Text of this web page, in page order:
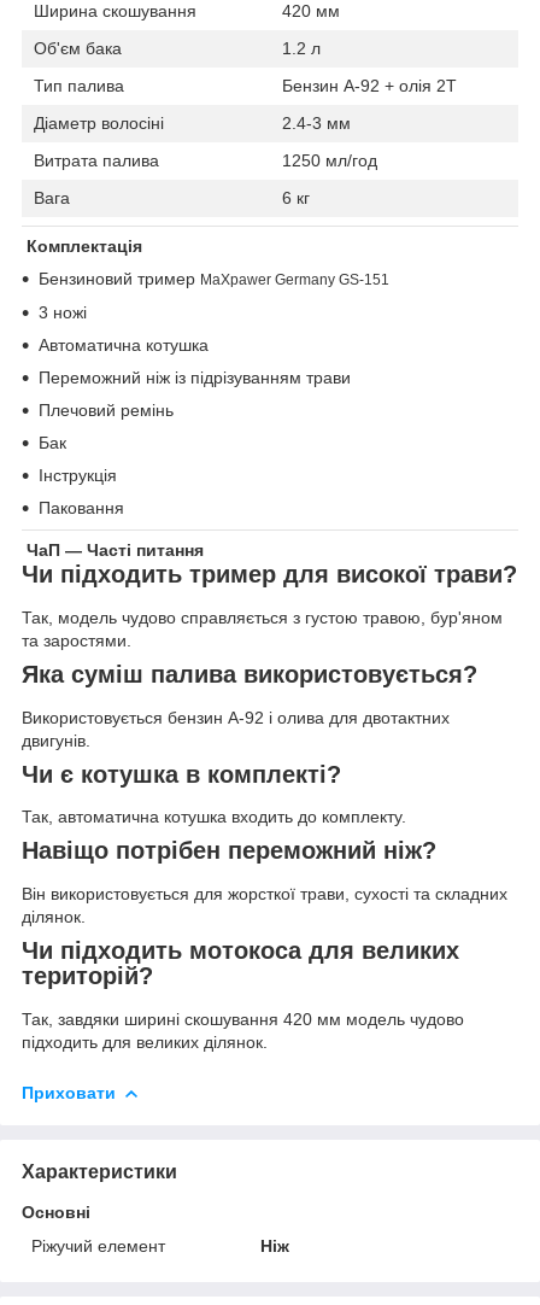
Ширина скошування
420 мм
Об'єм бака
1.2 л
Тип палива
Бензин А-92 + олія 2Т
Діаметр волосіні
2.4-3 мм
Витрата палива
1250 мл/год
Вага
6 кг
Комплектація
Бензиновий тример MaXpawer Germany GS-151
3 ножі
Автоматична котушка
Переможний ніж із підрізуванням трави
Плечовий ремінь
Бак
Інструкція
Паковання
ЧаП — Часті питання
Чи підходить тример для високої трави?
Так, модель чудово справляється з густою травою, бур'яном
та заростями.
Яка суміш палива використовується?
Використовується бензин А-92 і олива для двотактних
двигунів.
Чи є котушка в комплекті?
Так, автоматична котушка входить до комплекту.
Навіщо потрібен переможний ніж?
Він використовується для жорсткої трави, сухості та складних
ділянок.
Чи підходить мотокоса для великих
територій?
Так, завдяки ширині скошування 420 мм модель чудово
підходить для великих ділянок.
Приховати
Характеристики
Основні
Ріжучий елемент
Ніж